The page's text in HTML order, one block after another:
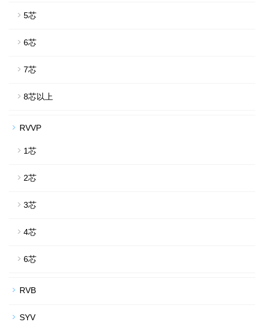
5芯
6芯
7芯
8芯以上
RVVP
1芯
2芯
3芯
4芯
6芯
RVB
SYV